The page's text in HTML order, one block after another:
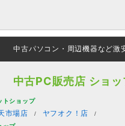
中古パソコン・周辺機器など激
中古PC販売店 ショ
トショップ
市場店 ヤフオク！店